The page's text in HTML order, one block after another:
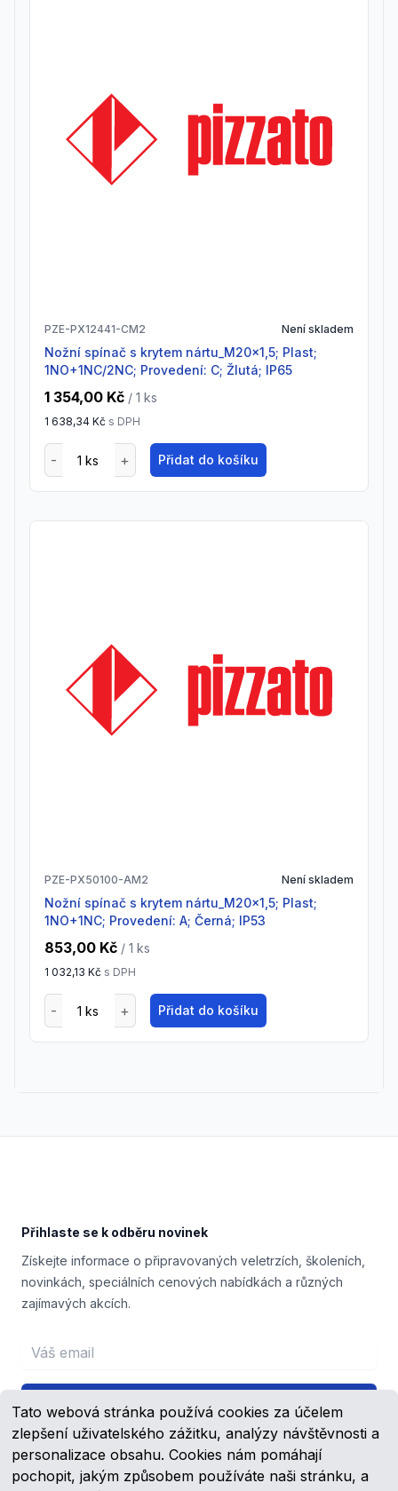
Tato webová stránka používá cookies za účelem
zlepšení uživatelského zážitku, analýzy návštěvnosti a
personalizace obsahu. Cookies nám pomáhají
pochopit, jakým způsobem používáte naši stránku, a
PZE-PX12441-CM2 Není skladem
Nožní spínač s krytem nártu_M20x1,5; Plast;
1NO+1NC/2NC; Provedení: C; Žlutá; IP65
1 354,00 Kč / 1 ks
1 638,34 Kč s DPH
Přidat do košíku
PZE-PX50100-AM2 Není skladem
Nožní spínač s krytem nártu_M20x1,5; Plast;
1NO+1NC; Provedení: A; Černá; IP53
853,00 Kč / 1 ks
1 032,13 Kč s DPH
Přidat do košíku
Přihlaste se k odběru novinek
Získejte informace o připravovaných veletrzích, školeních,
novinkách, speciálních cenových nabídkách a různých
zajímavých akcích.
Email address
Přihlášení
FacebookYouTube